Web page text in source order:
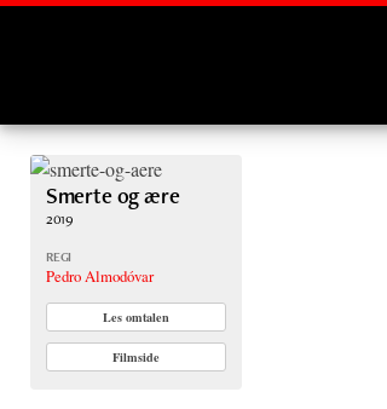
Smerte og ære
2019
REGI
Pedro Almodóvar
Les omtalen
Filmside